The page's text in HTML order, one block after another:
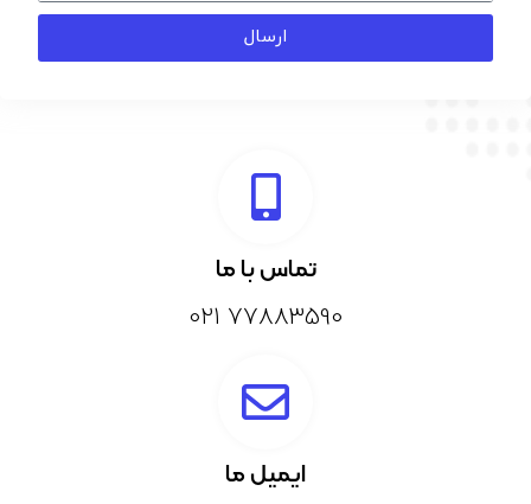
ارسال
تماس با ما
77883590 021
ایمیل ما